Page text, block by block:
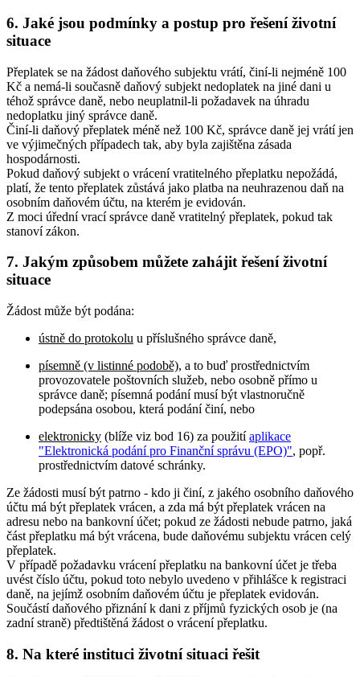
6. Jaké jsou podmínky a postup pro řešení životní
situace
Přeplatek se na žádost daňového subjektu vrátí, činí-li nejméně 100
Kč a nemá-li současně daňový subjekt nedoplatek na jiné dani u
téhož správce daně, nebo neuplatnil-li požadavek na úhradu
nedoplatku jiný správce daně.
Činí-li daňový přeplatek méně než 100 Kč, správce daně jej vrátí jen
ve výjimečných případech tak, aby byla zajištěna zásada
hospodárnosti.
Pokud daňový subjekt o vrácení vratitelného přeplatku nepožádá,
platí, že tento přeplatek zůstává jako platba na neuhrazenou daň na
osobním daňovém účtu, na kterém je evidován.
Z moci úřední vrací správce daně vratitelný přeplatek, pokud tak
stanoví zákon.
7. Jakým způsobem můžete zahájit řešení životní
situace
Žádost může být podána:
ústně do protokolu u příslušného správce daně,
písemně (v listinné podobě), a to buď prostřednictvím
provozovatele poštovních služeb, nebo osobně přímo u
správce daně; písemná podání musí být vlastnoručně
podepsána osobou, která podání činí, nebo
elektronicky (blíže viz bod 16) za použitíaplikace
"Elektronická podání pro Finanční správu (EPO)", popř.
prostřednictvím datové schránky.
Ze žádosti musí být patrno - kdo ji činí, z jakého osobního daňového
účtu má být přeplatek vrácen, a zda má být přeplatek vrácen na
adresu nebo na bankovní účet; pokud ze žádosti nebude patrno, jaká
část přeplatku má být vrácena, bude daňovému subjektu vrácen celý
přeplatek.
V případě požadavku vrácení přeplatku na bankovní účet je třeba
uvést číslo účtu, pokud toto nebylo uvedeno v přihlášce k registraci
daně, na jejímž osobním daňovém účtu je přeplatek evidován.
Součástí daňového přiznání k dani z příjmů fyzických osob je (na
zadní straně) předtištěná žádost o vrácení přeplatku.
8. Na které instituci životní situaci řešit